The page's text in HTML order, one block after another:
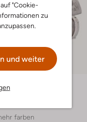
"Cookie-
zu
und weiter
farben